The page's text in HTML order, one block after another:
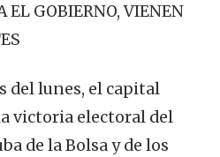
EL GOBIERNO, VIENEN
del lunes, el capital
victoria electoral del
de la Bolsa y de los